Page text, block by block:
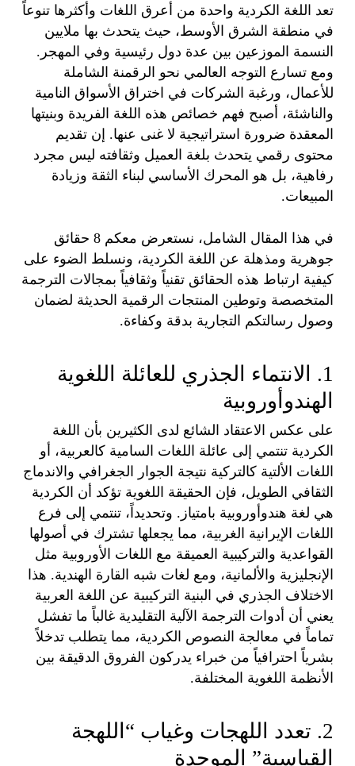
تعد اللغة الكردية واحدة من أعرق اللغات وأكثرها تنوعاً
في منطقة الشرق الأوسط، حيث يتحدث بها ملايين
النسمة الموزعين بين عدة دول رئيسية وفي المهجر.
ومع تسارع التوجه العالمي نحو الرقمنة الشاملة
للأعمال، ورغبة الشركات في اختراق الأسواق النامية
والناشئة، أصبح فهم خصائص هذه اللغة الفريدة وبنيتها
المعقدة ضرورة استراتيجية لا غنى عنها. إن تقديم
محتوى رقمي يتحدث بلغة العميل وثقافته ليس مجرد
رفاهية، بل هو المحرك الأساسي لبناء الثقة وزيادة
المبيعات.
في هذا المقال الشامل، نستعرض معكم 8 حقائق
جوهرية ومذهلة عن اللغة الكردية، ونسلط الضوء على
كيفية ارتباط هذه الحقائق تقنياً وثقافياً بمجالات الترجمة
المتخصصة وتوطين المنتجات الرقمية الحديثة لضمان
وصول رسالتكم التجارية بدقة وكفاءة.
1. الانتماء الجذري للعائلة اللغوية
الهندوأوروبية
على عكس الاعتقاد الشائع لدى الكثيرين بأن اللغة
الكردية تنتمي إلى عائلة اللغات السامية كالعربية، أو
اللغات الألتية كالتركية نتيجة الجوار الجغرافي والاندماج
الثقافي الطويل، فإن الحقيقة اللغوية تؤكد أن الكردية
هي لغة هندوأوروبية بامتياز. وتحديداً، تنتمي إلى فرع
اللغات الإيرانية الغربية، مما يجعلها تشترك في أصولها
القواعدية والتركيبية العميقة مع اللغات الأوروبية مثل
الإنجليزية والألمانية، ومع لغات شبه القارة الهندية. هذا
الاختلاف الجذري في البنية التركيبية عن اللغة العربية
يعني أن أدوات الترجمة الآلية التقليدية غالباً ما تفشل
تماماً في معالجة النصوص الكردية، مما يتطلب تدخلاً
بشرياً احترافياً من خبراء يدركون الفروق الدقيقة بين
الأنظمة اللغوية المختلفة.
2. تعدد اللهجات وغياب “اللهجة
القياسية” الموحدة